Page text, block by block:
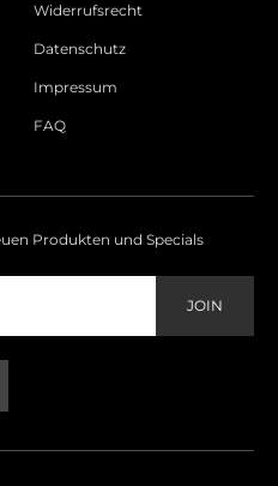
Widerrufsrecht
Datenschutz
Impressum
FAQ
Produkten und Specials